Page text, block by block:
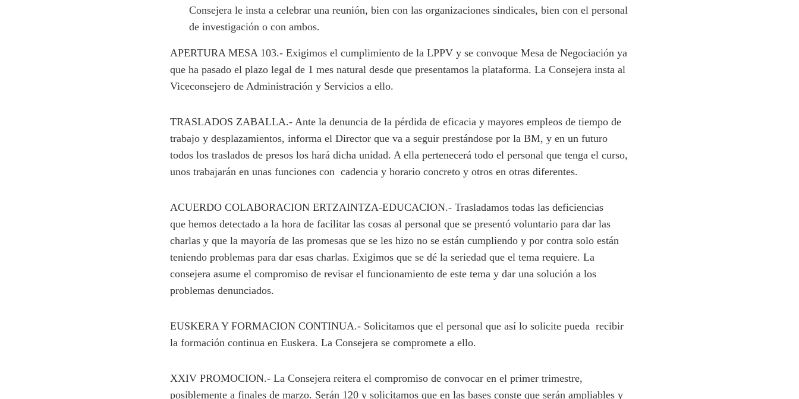
Consejera le insta a celebrar una reunión, bien con las organizaciones sindicales, bien con el personal
de investigación o con ambos.
APERTURA MESA 103.- Exigimos el cumplimiento de la LPPV y se convoque Mesa de Negociación ya
que ha pasado el plazo legal de 1 mes natural desde que presentamos la plataforma. La Consejera insta al
Viceconsejero de Administración y Servicios a ello.
TRASLADOS ZABALLA.- Ante la denuncia de la pérdida de eficacia y mayores empleos de tiempo de
trabajo y desplazamientos, informa el Director que va a seguir prestándose por la BM, y en un futuro
todos los traslados de presos los hará dicha unidad. A ella pertenecerá todo el personal que tenga el curso,
unos trabajarán en unas funciones con cadencia y horario concreto y otros en otras diferentes.
ACUERDO COLABORACION ERTZAINTZA-EDUCACION.- Trasladamos todas las deficiencias
que hemos detectado a la hora de facilitar las cosas al personal que se presentó voluntario para dar las
charlas y que la mayoría de las promesas que se les hizo no se están cumpliendo y por contra solo están
teniendo problemas para dar esas charlas. Exigimos que se dé la seriedad que el tema requiere. La
consejera asume el compromiso de revisar el funcionamiento de este tema y dar una solución a los
problemas denunciados.
EUSKERA Y FORMACION CONTINUA.- Solicitamos que el personal que así lo solicite pueda recibir
la formación continua en Euskera. La Consejera se compromete a ello.
XXIV PROMOCION.- La Consejera reitera el compromiso de convocar en el primer trimestre,
posiblemente a finales de marzo. Serán 120 y solicitamos que en las bases conste que serán ampliables y